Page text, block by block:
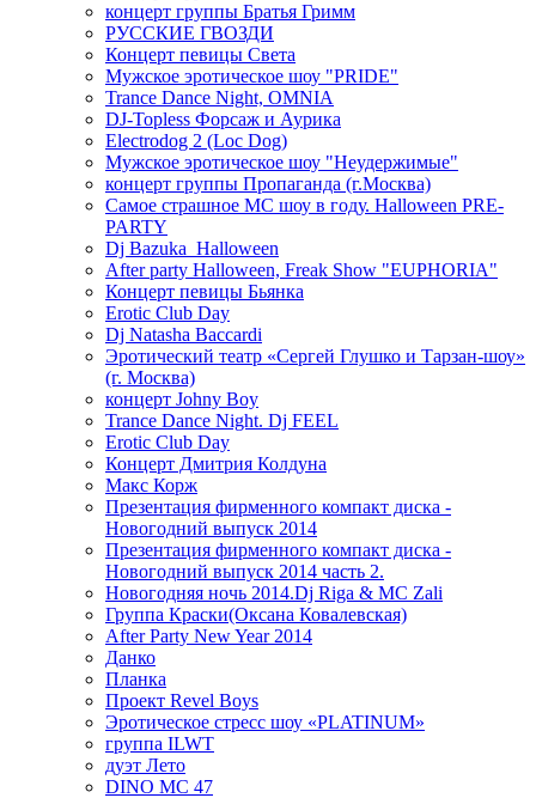
концерт группы Братья Гримм
РУССКИЕ ГВОЗДИ
Концерт певицы Света
Мужское эротическое шоу "PRIDE"
Trance Dance Night, OMNIA
DJ-Topless Форсаж и Аурика
Electrodog 2 (Loc Dog)
Мужское эротическое шоу "Неудержимые"
концерт группы Пропаганда (г.Москва)
Самое страшное МС шоу в году. Halloween PRE-
PARTY
Dj Bazuka_Halloween
After party Halloween, Freak Show "EUPHORIA"
Концерт певицы Бьянка
Erotic Club Day
Dj Natasha Baccardi
Эротический театр «Сергей Глушко и Тарзан-шоу»
(г. Москва)
концерт Johny Boy
Trance Dance Night. Dj FEEL
Erotic Club Day
Концерт Дмитрия Колдуна
Макс Корж
Презентация фирменного компакт диска -
Новогодний выпуск 2014
Презентация фирменного компакт диска -
Новогодний выпуск 2014 часть 2.
Новогодняя ночь 2014.Dj Riga & MC Zali
Группа Краски(Оксана Ковалевская)
After Party New Year 2014
Данко
Планка
Проект Revel Boys
Эротическое стресс шоу «PLATINUM»
группа ILWT
дуэт Лето
DINO MC 47